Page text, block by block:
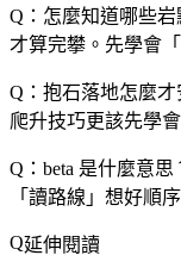
Q：怎麼知道哪些
才算完攀。先學會
Q：抱石落地怎麼才
爬升技巧更該先學
Q：beta 是什麼意思
「讀路線」想好順
延伸閱讀